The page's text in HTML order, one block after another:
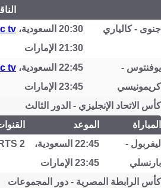
جنوى - كالياري
20:30 السعودية،
21:30 الإمارات
tv
يوفنتوس -
كريمونيسي
22:45 السعودية،
23:45 الإمارات
tv
كأس الاتحاد الإنجليزي - الدور الثالث
المباراة
الموعد
ليفربول -
بارنسلي
22:45 السعودية،
23:45 الإمارات
2
كأس الرابطة المصرية - دور المجموعات